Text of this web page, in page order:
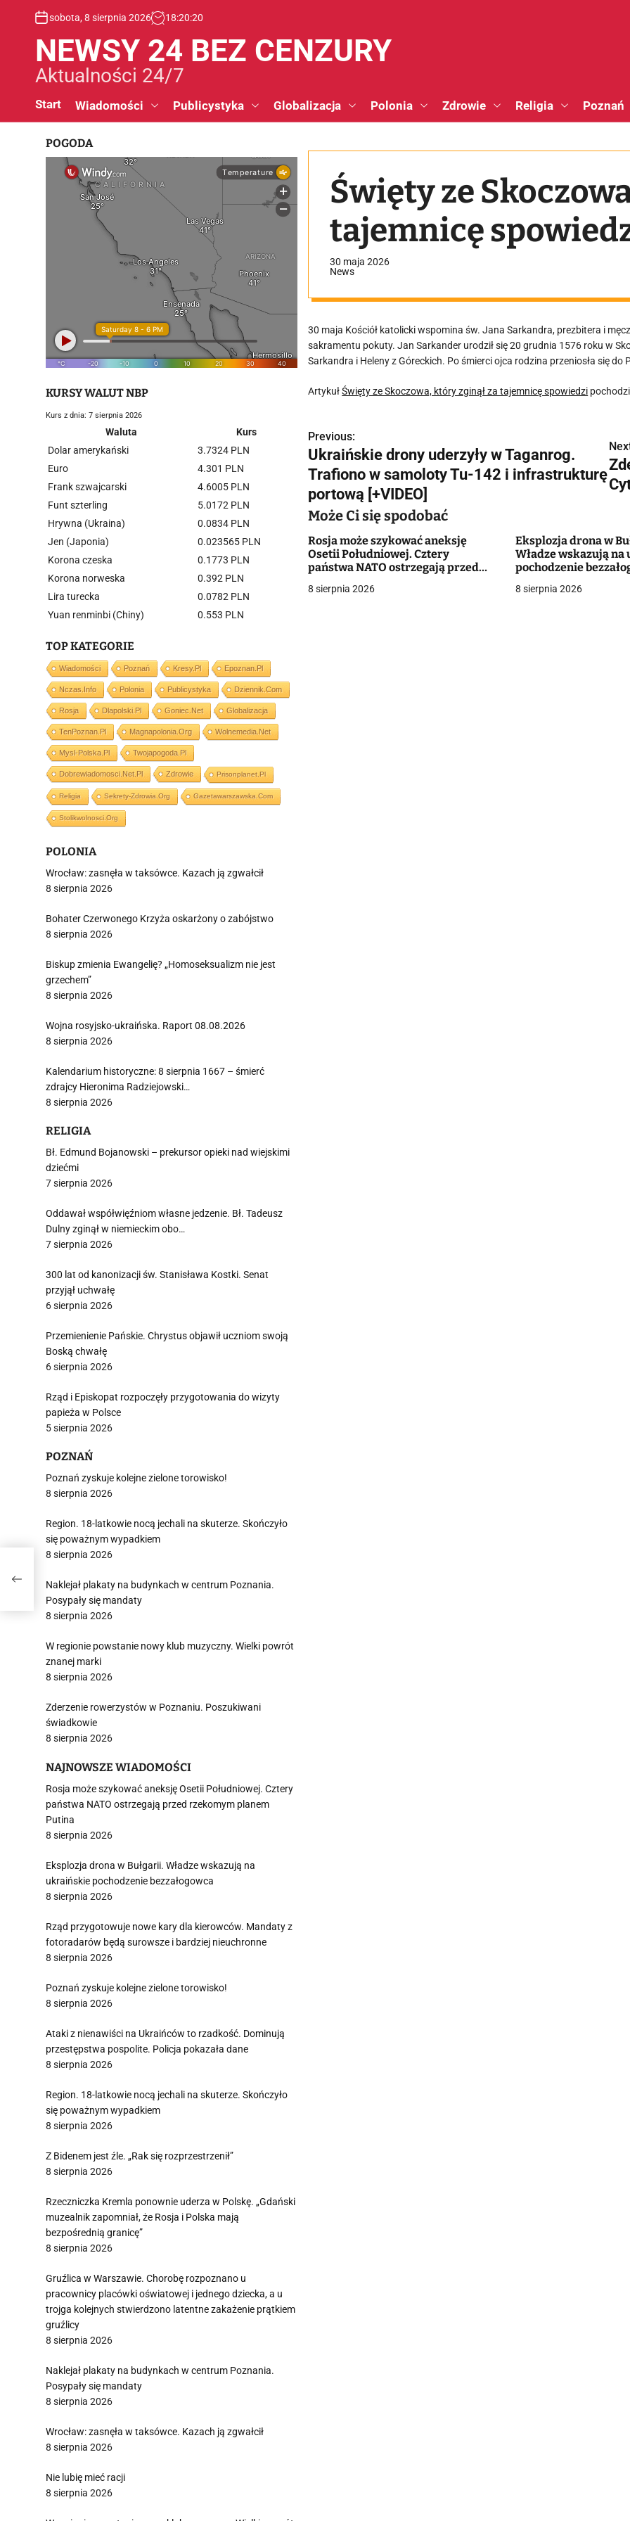
sobota, 8 sierpnia 2026 18:20:20
NEWSY 24 BEZ CENZURY
Aktualności 24/7
Start Wiadomości Publicystyka Globalizacja Polonia Zdrowie Religia Poznań
Święty ze
tajemnicę
30 maja 2026
News
30 maja Kościół katolicki wspomina św. Jana Sarkandra, prezbitera i
sakramentu pokuty. Jan Sarkander urodził się 20 grudnia 1576 roku w
Sarkandra i Heleny z Góreckich. Po śmierci ojca rodzina przeniosła się
ArtykułŚwięty ze Skoczowa, który zginął za tajemnicę spowiedzi
N
a
w
i
g
a
Previous:
Ukraińskie drony uderzyły w Taganrog.
Trafiono w samoloty Tu-142 i infrastrukturę
portową [+VIDEO]
Może Ci się spodobać
Rosja może szykować aneksję
Osetii Południowej. Cztery
państwa NATO ostrzegają przed
8 sierpnia 2026
Eksplozja drona w
Władze wskazują
pochodzenie
8 sierpnia 2026
POGODA
KURSY WALUT NBP
Kurs z dnia: 7 sierpnia 2026
Waluta
Kurs
Dolar amerykański
3.7324 PLN
Euro
4.301 PLN
Frank szwajcarski
4.6005 PLN
Funt szterling
5.0172 PLN
Hrywna (Ukraina)
0.0834 PLN
Jen (Japonia)
0.023565 PLN
Korona czeska
0.1773 PLN
Korona norweska
0.392 PLN
Lira turecka
0.0782 PLN
Yuan renminbi (Chiny)
0.553 PLN
TOP KATEGORIE
Wiadomości Poznań Kresy.pl Epoznan.pl
Nczas.info Polonia Publicystyka Dziennik.com
Rosja Dlapolski.pl Goniec.net Globalizacja
TenPoznan.pl Magnapolonia.org Wolnemedia.net
Mysl-Polska.pl Twojapogoda.pl
Dobrewiadomosci.net.pl Zdrowie Prisonplanet.pl
Religia Sekrety-Zdrowia.org Gazetawarszawska.com
Stolikwolnosci.org
POLONIA
Wrocław: zasnęła w taksówce. Kazach ją zgwałcił
8 sierpnia 2026
Bohater Czerwonego Krzyża oskarżony o zabójstwo
8 sierpnia 2026
Biskup zmienia Ewangelię? „Homoseksualizm nie jest
grzechem”
8 sierpnia 2026
Wojna rosyjsko-ukraińska. Raport 08.08.2026
8 sierpnia 2026
Kalendarium historyczne: 8 sierpnia 1667 – śmierć
zdrajcy Hieronima Radziejowski…
8 sierpnia 2026
RELIGIA
Bł. Edmund Bojanowski – prekursor opieki nad wiejskimi
dziećmi
7 sierpnia 2026
Oddawał współwięźniom własne jedzenie. Bł. Tadeusz
Dulny zginął w niemieckim obo…
7 sierpnia 2026
300 lat od kanonizacji św. Stanisława Kostki. Senat
przyjął uchwałę
6 sierpnia 2026
Przemienienie Pańskie. Chrystus objawił uczniom swoją
Boską chwałę
6 sierpnia 2026
Rząd i Episkopat rozpoczęły przygotowania do wizyty
papieża w Polsce
5 sierpnia 2026
POZNAŃ
Poznań zyskuje kolejne zielone torowisko!
8 sierpnia 2026
Region. 18-latkowie nocą jechali na skuterze. Skończyło
się poważnym wypadkiem
8 sierpnia 2026
Naklejał plakaty na budynkach w centrum Poznania.
Posypały się mandaty
8 sierpnia 2026
W regionie powstanie nowy klub muzyczny. Wielki powrót
znanej marki
8 sierpnia 2026
Zderzenie rowerzystów w Poznaniu. Poszukiwani
świadkowie
8 sierpnia 2026
NAJNOWSZE WIADOMOŚCI
Rosja może szykować aneksję Osetii Południowej. Cztery
państwa NATO ostrzegają przed rzekomym planem
Putina
8 sierpnia 2026
Eksplozja drona w Bułgarii. Władze wskazują na
ukraińskie pochodzenie bezzałogowca
8 sierpnia 2026
Rząd przygotowuje nowe kary dla kierowców. Mandaty z
fotoradarów będą surowsze i bardziej nieuchronne
8 sierpnia 2026
Poznań zyskuje kolejne zielone torowisko!
8 sierpnia 2026
Ataki z nienawiści na Ukraińców to rzadkość. Dominują
przestępstwa pospolite. Policja pokazała dane
8 sierpnia 2026
Region. 18-latkowie nocą jechali na skuterze. Skończyło
się poważnym wypadkiem
8 sierpnia 2026
Z Bidenem jest źle. „Rak się rozprzestrzenił”
8 sierpnia 2026
Rzeczniczka Kremla ponownie uderza w Polskę. „Gdański
muzealnik zapomniał, że Rosja i Polska mają
bezpośrednią granicę”
8 sierpnia 2026
Gruźlica w Warszawie. Chorobę rozpoznano u
pracownicy placówki oświatowej i jednego dziecka, a u
trojga kolejnych stwierdzono latentne zakażenie prątkiem
gruźlicy
8 sierpnia 2026
Naklejał plakaty na budynkach w centrum Poznania.
Posypały się mandaty
8 sierpnia 2026
Wrocław: zasnęła w taksówce. Kazach ją zgwałcił
8 sierpnia 2026
Nie lubię mieć racji
8 sierpnia 2026